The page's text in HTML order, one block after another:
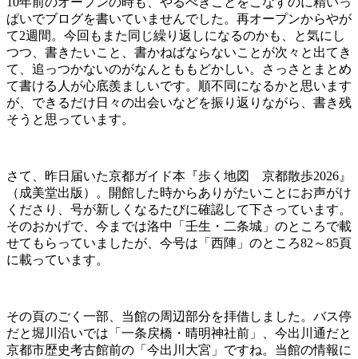
ぱいでブログを書いていませんでした。再オープンからやが
て2週間。今回もまた同じ繰り返しになるのかも、と気にし
つつ、書きたいこと、書かねばならないことが次々と出てき
て、追っつかないのがなんとももどかしい。さっさとまとめ
て書ける人が心底羨ましいです。順不同になるかと思います
が、できるだけ日々の出会いなどを振り返りながら、書き残
そうと思っています。
さて、昨日届いた京都ガイド本『歩く地図 京都散歩2026』
（成美堂出版）。開館した時からありがたいことにお声がけ
くださり、号が新しくなるたびに確認して下さっています。
そのおかげで、今までは洛中「壬生・二条城」のところで載
せてもらっていましたが、今号は「西陣」のところ82～85頁
に載っています。
その頁のごく一部、当館の周辺部分を拝借しました。バス停
だと堀川沿いでは「一条戻橋・晴明神社前」、今出川通だと
京都市歴史考古館前の「今出川大宮」ですね。当館の情報に